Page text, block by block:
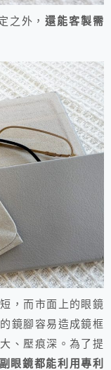
之外，還能客製需
，而市面上的眼鏡
鏡腳容易造成鏡框
、壓痕深。為了提
眼鏡都能利用專利